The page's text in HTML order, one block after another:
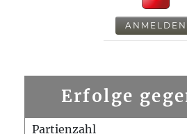
ANMELDEN
Erfolge
Partienzahl